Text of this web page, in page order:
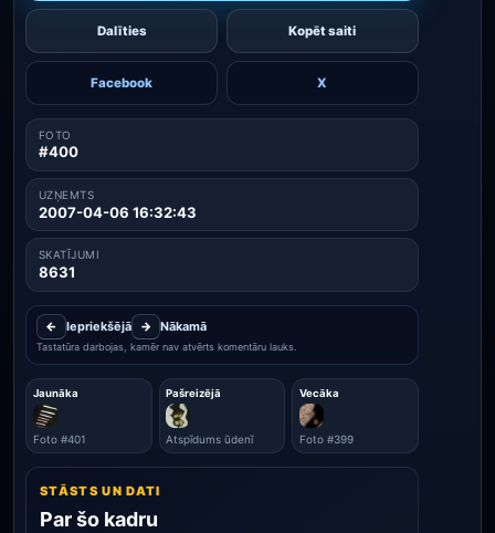
Dalīties Kopēt saiti
Facebook X
FOTO
#400
UZŅEMTS
2007-04-06 16:32:43
SKATĪJUMI
8631
← Iepriekšējā → Nākamā
Tastatūra darbojas, kamēr nav atvērts komentāru lauks.
Jaunāka
Foto #401
Pašreizējā
Atspīdums ūdenī
Vecāka
Foto #399
STĀSTS UN DATI
Par šo kadru